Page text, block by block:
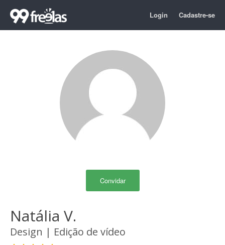
Login Cadastre-se
Convidar
Natália V.
Design | Edição de vídeo